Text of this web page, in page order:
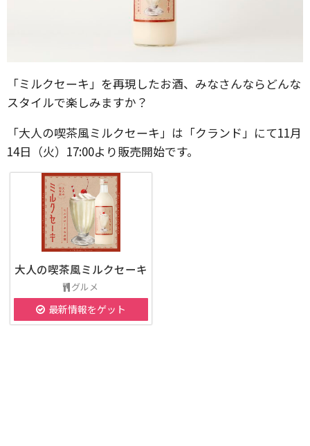
「ミルクセーキ」を再現したお酒、みなさんならどんな
スタイルで楽しみますか？
「大人の喫茶風ミルクセーキ」は「クランド」にて11月
14日（火）17:00より販売開始です。
大人の喫茶風ミルクセーキ
グルメ
最新情報をゲット